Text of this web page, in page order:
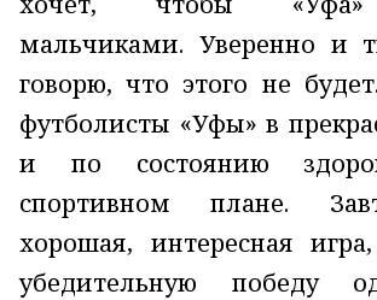
мальчиками. Уверенно и
говорю, что этого не
футболисты «Уфы» в
и по состоянию
спортивном плане.
хорошая, интересная
убедительную победу